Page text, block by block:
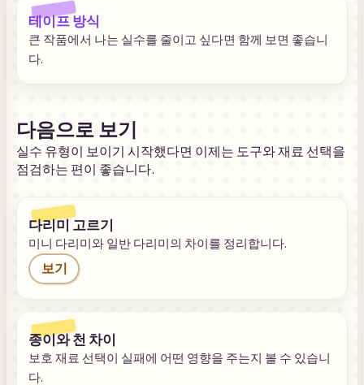
테이프 방식
큰 작품에서 나는 실수를 줄이고 싶다면 함께 보면 좋습니
다.
다음으로 보기
실수 유형이 보이기 시작했다면 이제는 도구와 재료 선택을
점검하는 편이 좋습니다.
다리미 고르기
미니 다리미와 일반 다리미의 차이를 정리합니다.
보기
종이와 천 차이
보호 재료 선택이 실패에 어떤 영향을 주는지 볼 수 있습니
다.